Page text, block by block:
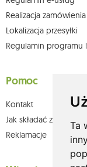
Ta
Realizacja zamówienia
Lokalizacja przesyłki
Regulamin
Pomoc
Kontakt
Jak składać
Reklamacje